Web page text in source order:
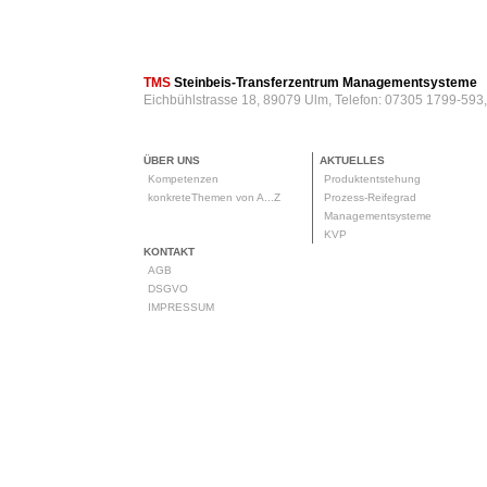
TMS Steinbeis-Transferzentrum Managementsysteme
Eichbühlstrasse 18, 89079 Ulm, Telefon: 07305 1799-
ÜBER UNS
Kompetenzen
konkreteThemen von A...Z
AKTUELLES
Produktentstehung
Prozess-Reifegrad
Managementsysteme
KVP
KONTAKT
AGB
DSGVO
IMPRESSUM